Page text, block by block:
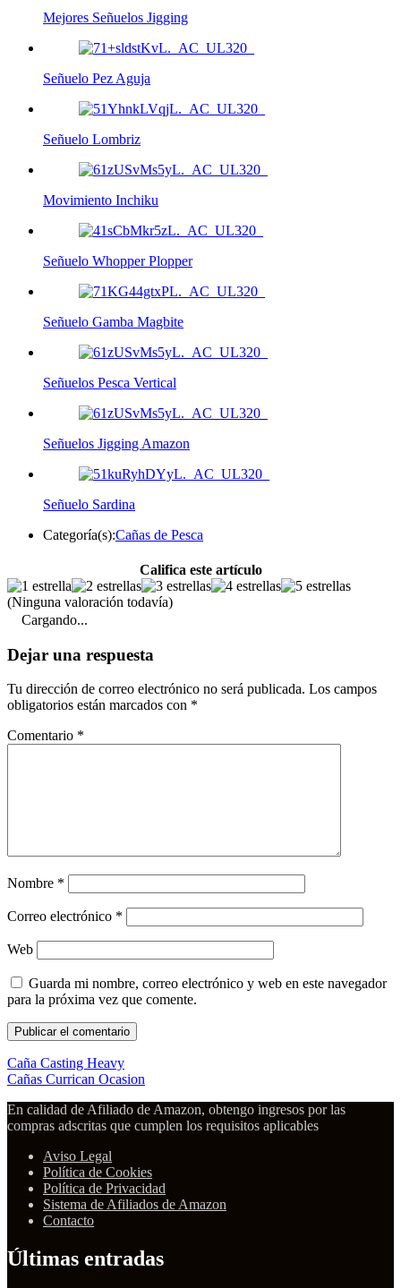
Mejores Señuelos Jigging
Señuelo Pez Aguja
Señuelo Lombriz
Movimiento Inchiku
Señuelo Whopper Plopper
Señuelo Gamba Magbite
Señuelos Pesca Vertical
Señuelos Jigging Amazon
Señuelo Sardina
Categoría(s):Cañas de Pesca
Califica este artículo
(Ninguna valoración todavía)
Cargando...
Dejar una respuesta
Tu dirección de correo electrónico no será publicada. Los campos
obligatorios están marcados con *
Comentario *
Nombre *
Correo electrónico *
Web
Guarda mi nombre, correo electrónico y web en este navegador
para la próxima vez que comente.
Caña Casting Heavy
Cañas Currican Ocasion
En calidad de Afiliado de Amazon, obtengo ingresos por las
compras adscritas que cumplen los requisitos aplicables
Aviso Legal
Política de Cookies
Política de Privacidad
Sistema de Afiliados de Amazon
Contacto
Últimas entradas